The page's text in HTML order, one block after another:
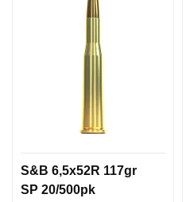
S&B 6,5x52R 117gr
SP 20/500pk